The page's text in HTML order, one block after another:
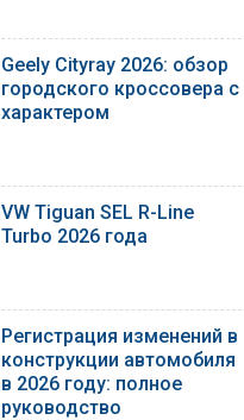
Geely Cityray 2026: обзор
городского кроссовера с
характером
VW Tiguan SEL R-Line
Turbo 2026 года
Регистрация изменений в
конструкции автомобиля
в 2026 году: полное
руководство